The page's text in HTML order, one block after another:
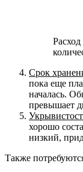
Срок
пока еще
началась.
превышает
хорошо
низкий,
Также